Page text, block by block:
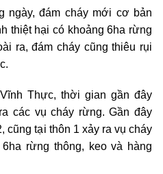
ngày, đám cháy mới cơ bản
thiệt hại có khoảng 6ha rừng
ra, đám cháy cũng thiêu rụi
Thực, thời gian gần đây
các vụ cháy rừng. Gần đây
cũng tại thôn 1 xảy ra vụ cháy
rừng thông, keo và hàng